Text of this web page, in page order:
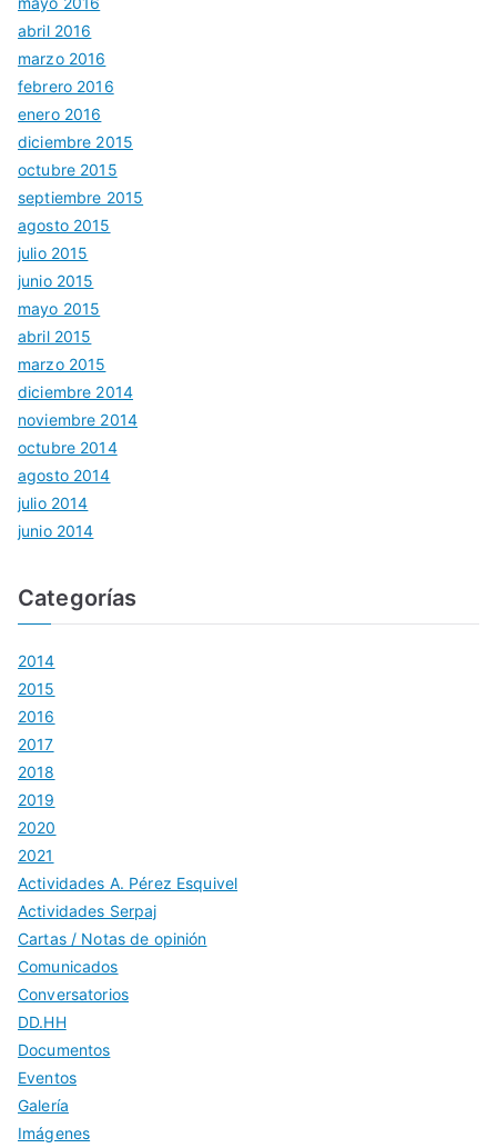
abril 2016
marzo 2016
febrero 2016
enero 2016
diciembre 2015
octubre 2015
septiembre 2015
agosto 2015
julio 2015
junio 2015
mayo 2015
abril 2015
marzo 2015
diciembre 2014
noviembre 2014
octubre 2014
agosto 2014
julio 2014
junio 2014
Categorías
2014
2015
2016
2017
2018
2019
2020
2021
Actividades A. Pérez Esquivel
Actividades Serpaj
Cartas / Notas de opinión
Comunicados
Conversatorios
DD.HH
Documentos
Eventos
Galería
Imágenes